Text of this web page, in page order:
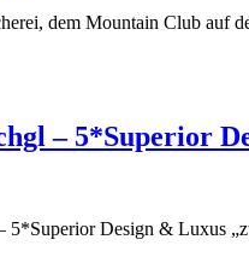
dem Mountain Club auf
– 5*Superior
5*Superior Design & Luxus